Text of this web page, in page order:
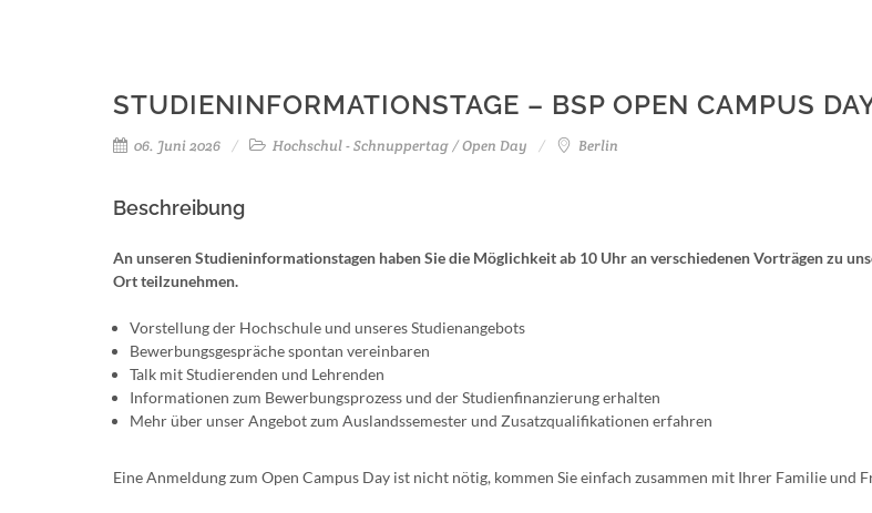
STUDIENINFORMATIONSTAGE – BSP OPEN CAMPUS
06. Juni 2026 Hochschul - Schnuppertag / Open Day Berlin
Beschreibung
An unseren Studieninformationstagen haben Sie die Möglichkeit ab 10 Uhr an verschiedenen Vorträgen zu
Ort teilzunehmen.
Vorstellung der Hochschule und unseres Studienangebots
Bewerbungsgespräche spontan vereinbaren
Talk mit Studierenden und Lehrenden
Informationen zum Bewerbungsprozess und der Studienfinanzierung erhalten
Mehr über unser Angebot zum Auslandssemester und Zusatzqualifikationen erfahren
Eine Anmeldung zum Open Campus Day ist nicht nötig, kommen Sie einfach zusammen mit Ihrer Familie und